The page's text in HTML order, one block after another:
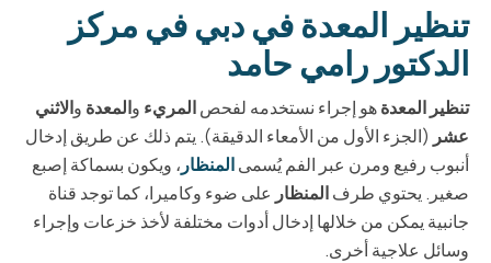
تنظير المعدة في دبي في مركز
الدكتور رامي حامد
تنظير المعدةهو إجراء نستخدمه لفحصالمريء والمعدة والاثني
عشر (الجزء الأول من الأمعاء الدقيقة). يتم ذلك عن طريق إدخال
أنبوب رفيع ومرن عبر الفم يُسمىالمنظار ، ويكون بسماكة إصبع
صغير. يحتوي طرفالمنظار على ضوء وكاميرا، كما توجد قناة
جانبية يمكن من خلالها إدخال أدوات مختلفة لأخذ خزعات وإجراء
وسائل علاجية أخرى.